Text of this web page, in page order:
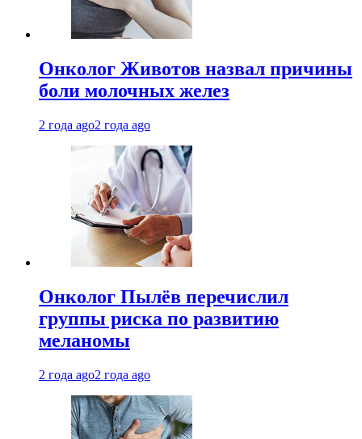
Онколог Животов назвал причины
боли молочных желез
2 года ago2 года ago
Онколог Пылёв перечислил
группы риска по развитию
меланомы
2 года ago2 года ago